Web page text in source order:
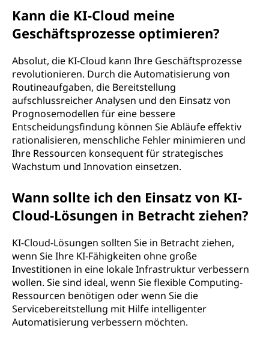
Kann die KI-Cloud meine
Geschäftsprozesse optimieren?
Absolut, die KI-Cloud kann Ihre Geschäftsprozesse
revolutionieren. Durch die Automatisierung von
Routineaufgaben, die Bereitstellung
aufschlussreicher Analysen und den Einsatz von
Prognosemodellen für eine bessere
Entscheidungsfindung können Sie Abläufe effektiv
rationalisieren, menschliche Fehler minimieren und
Ihre Ressourcen konsequent für strategisches
Wachstum und Innovation einsetzen.
Wann sollte ich den Einsatz von KI-
Cloud-Lösungen in Betracht ziehen?
KI-Cloud-Lösungen sollten Sie in Betracht ziehen,
wenn Sie Ihre KI-Fähigkeiten ohne große
Investitionen in eine lokale Infrastruktur verbessern
wollen. Sie sind ideal, wenn Sie flexible Computing-
Ressourcen benötigen oder wenn Sie die
Servicebereitstellung mit Hilfe intelligenter
Automatisierung verbessern möchten.